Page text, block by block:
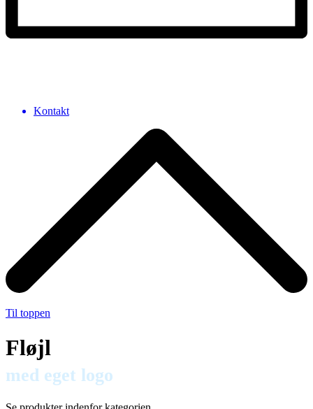
Kontakt
Til toppen
Fløjl
med eget logo